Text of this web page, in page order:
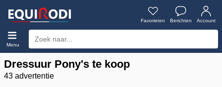
Favorieten Berichten Account
Menu
Dressuur Pony's te koop
43 advertentie